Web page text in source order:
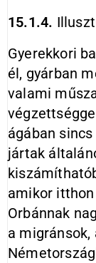
15.1.4.
Gyerekkori
él, gyárban
valami
ágában
jártak
amikor
Orbánnak
a migránsok,